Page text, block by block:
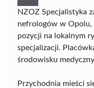
NZOZ Specjalistyka
nefrologów w Opolu,
pozycji na lokalnym
specjalizacji.
środowisku
Przychodnia mieści